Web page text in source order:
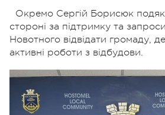
Окремо Сергій Борисюк
стороні за підтримку та
Новотного відвідати громаду,
активні роботи з відбудови.